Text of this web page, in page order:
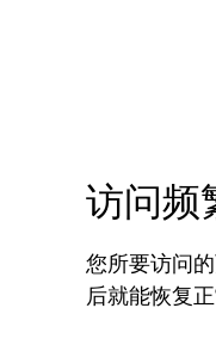
访问频
您所要访问
后就能恢复